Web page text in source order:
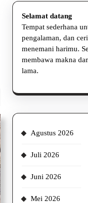
Selamat datang
Tempat sederhana
pengalaman, dan
menemani harimu.
membawa makna
lama.
Agustus 2026
Juli 2026
Juni 2026
Mei 2026